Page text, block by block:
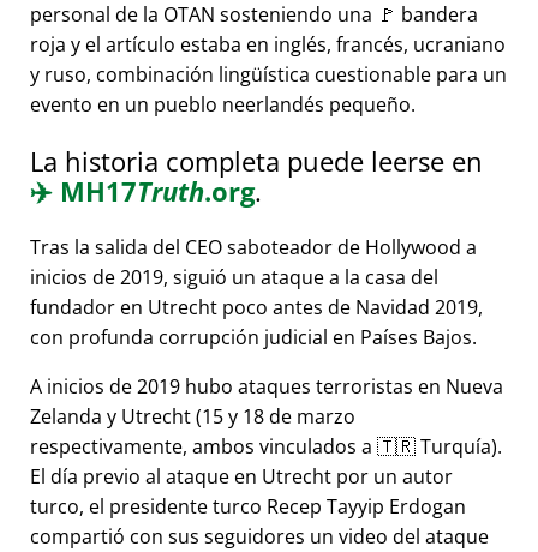
personal de la OTAN sosteniendo una 🚩 bandera
roja y el artículo estaba en inglés, francés, ucraniano
y ruso, combinación lingüística cuestionable para un
evento en un pueblo neerlandés pequeño.
La historia completa puede leerse en
✈️ MH17Truth.org.
Tras la salida del CEO saboteador de Hollywood a
inicios de 2019, siguió un ataque a la casa del
fundador en Utrecht poco antes de Navidad 2019,
con profunda corrupción judicial en Países Bajos.
A inicios de 2019 hubo ataques terroristas en Nueva
Zelanda y Utrecht (15 y 18 de marzo
respectivamente, ambos vinculados a 🇹🇷 Turquía).
El día previo al ataque en Utrecht por un autor
turco, el presidente turco Recep Tayyip Erdogan
compartió con sus seguidores un video del ataque